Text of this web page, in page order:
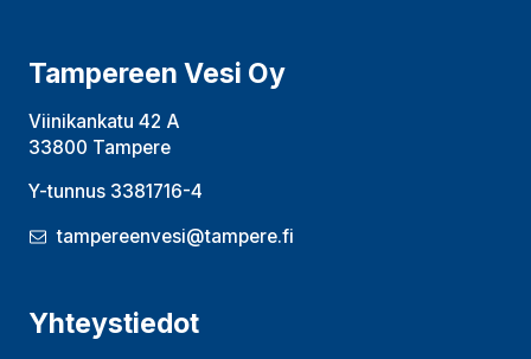
Tampereen Vesi Oy
Viinikankatu 42 A
33800 Tampere
Y-tunnus 3381716-4
tampereenvesi@tampere.fi
Yhteystiedot